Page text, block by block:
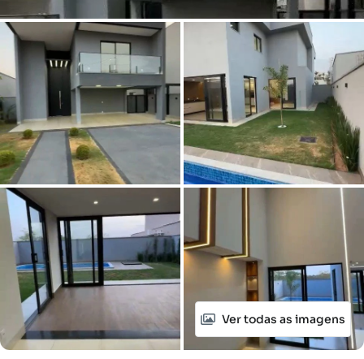
Ver todas as imagens